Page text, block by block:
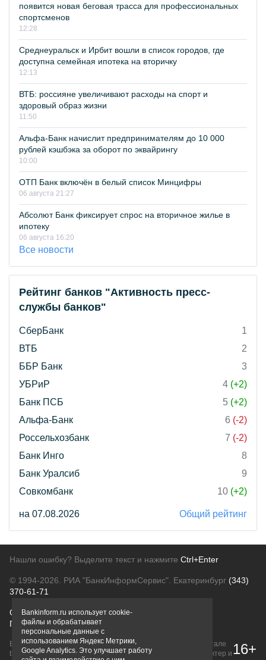
появится новая беговая трасса для профессиональных
спортсменов
12:28
Среднеуральск и Ирбит вошли в список городов, где
доступна семейная ипотека на вторичку
12:13
ВТБ: россияне увеличивают расходы на спорт и
здоровый образ жизни
11:50
Альфа-Банк начислит предпринимателям до 10 000
рублей кэшбэка за оборот по эквайрингу
10:00
ОТП Банк включён в белый список Минцифры
06 августа 21:27
Абсолют Банк фиксирует спрос на вторичное жилье в
ипотеку
06 августа 16:20
Все новости
Рейтинг банков "Активность пресс-
службы банков"
СберБанк
1
ВТБ
2
ББР Банк
3
УБРиР
4 (+2)
Банк ПСБ
5 (+2)
Альфа-Банк
6 (-2)
Россельхозбанк
7 (-2)
Банк Инго
8
Банк Уралсиб
9
Совкомбанк
10 (+2)
на 07.08.2026 Общий рейтинг
Нашли ошибку? Выделите текст и нажмите Ctrl+Enter
© 1994-2026. РИА "БанкИнформСервис". Екатеринбург (343)
370-61-71
О проектеПолитика конфиденциальности
Правовая информацияДля рекламодателей
Вся информация о продуктах банков, размещенная на портале
bankinform.ru, носит исключительно ознакомительный характер и 16+
Bankinform.ru использует cookie-
файлы и обрабатывает
персональные данные с
использованием Яндекс Метрики,
Google Analytics. Это улучшает работу